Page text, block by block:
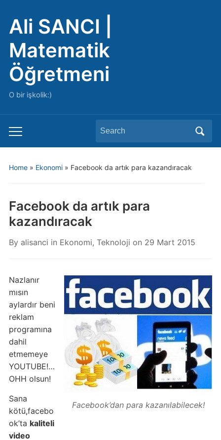
Ali SANCI |
Matematik
Öğretmeni
O bir işkolik:)
Toggle
mobile
Search
for:
Home» Ekonomi» Facebook da artık para kazandıracak
Facebook da artık para
kazandıracak
By alisanci in Ekonomi, Teknoloji on 29 Mart 2015
Facebook’dan para kazanılabilecek!
Nazlanır
mısın
aylardır beni
reklam
programına
dahil
etmemeye
YOUTUBE!…
OHH olsun!
Sana
kötü,facebo
ok’ta kaliteli
video